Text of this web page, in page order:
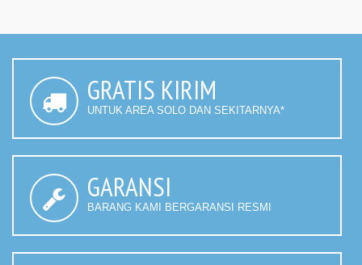
GRATIS KIRIM
UNTUK AREA SOLO DAN SEKITARNYA*
GARANSI
BARANG KAMI BERGARANSI RESMI